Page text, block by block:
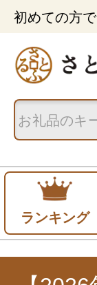
初めての方
ランキング